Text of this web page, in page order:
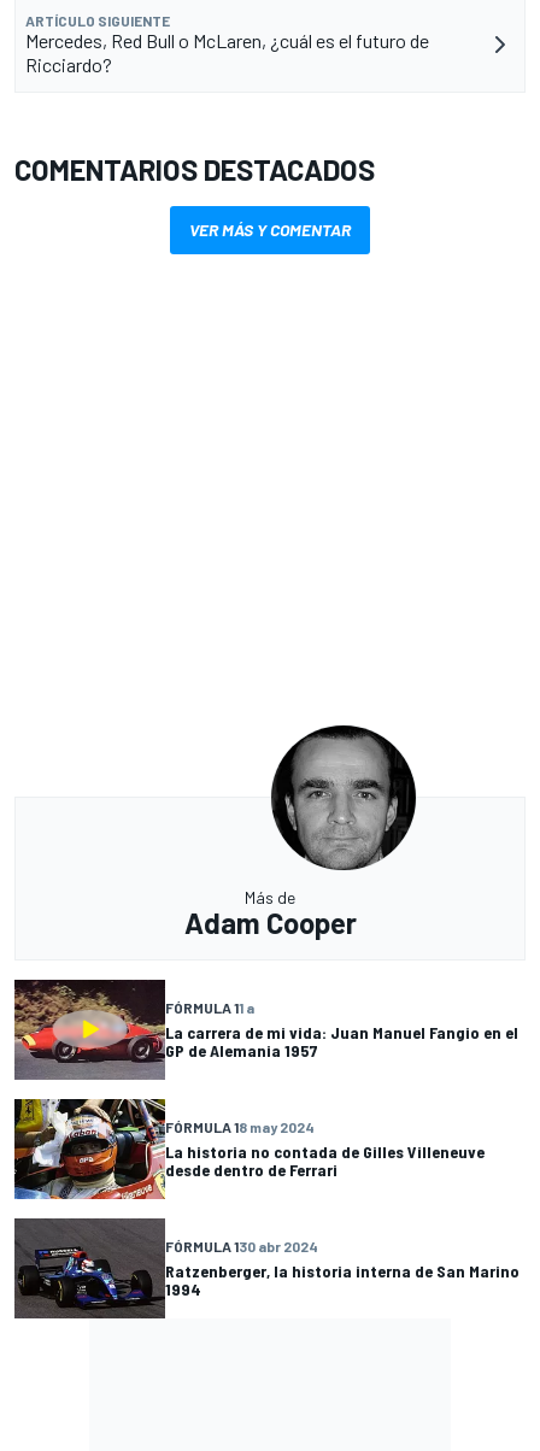
ARTÍCULO SIGUIENTE
Mercedes, Red Bull o McLaren, ¿cuál es el futuro de
Ricciardo?
COMENTARIOS DESTACADOS
VER MÁS Y COMENTAR
Más de
Adam Cooper
FÓRMULA 11 a
La carrera de mi vida: Juan Manuel Fangio en el
GP de Alemania 1957
FÓRMULA 18 may 2024
La historia no contada de Gilles Villeneuve
desde dentro de Ferrari
FÓRMULA 130 abr 2024
Ratzenberger, la historia interna de San Marino
1994